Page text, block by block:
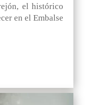
el histórico
en el Embalse